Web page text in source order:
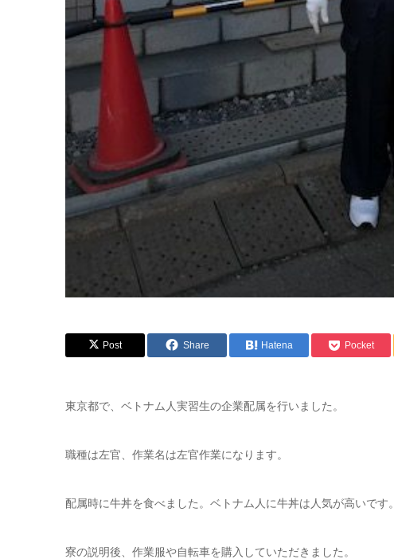
Post Share Hatena Pocket
東京都で、ベトナム人実習生の企業配属を行いました。
職種は左官、作業名は左官作業になります。
配属時に牛丼を食べました。ベトナム人に牛丼は人気が高いです。
寮の説明後、作業服や自転車を購入していただきました。